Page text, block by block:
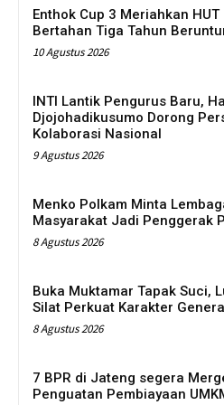
Enthok Cup 3 Meriahkan
Bertahan Tiga Tahun
10 Agustus 2026
INTI Lantik Pengurus Baru,
Djojohadikusumo Dorong
Kolaborasi Nasional
9 Agustus 2026
Menko Polkam Minta
Masyarakat Jadi Penggerak
8 Agustus 2026
Buka Muktamar Tapak Suci,
Silat Perkuat Karakter
8 Agustus 2026
7 BPR di Jateng segera
Penguatan Pembiayaan